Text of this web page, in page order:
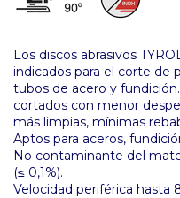
Los discos abrasivos
indicados para el corte de
tubos de acero y
cortados con menor
más limpias, mínimas
Aptos para aceros,
No contaminante del
(≤ 0,1%).
Velocidad periférica hasta